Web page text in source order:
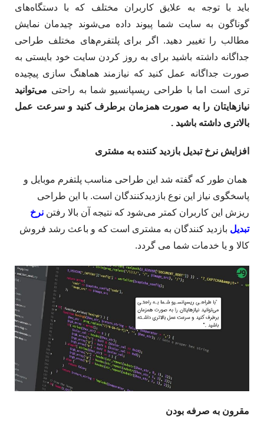
باید با توجه به علایق کاربران مختلف که با دستگاه‌های
گوناگون به سایت شما پیوند داده می‌شوند چیدمان نمایش
مطالب را تغییر دهید. اگر برای پلتفرم‌های مختلف طراحی
جداگانه داشته باشید برای به روز کردن سایت خود بایستی به
صورت جداگانه عمل کنید که نیازمند هماهنگ سازی پیچیده
تری است اما با طراحی ریسپانسیو شما به راحتی می‌توانید
نیازهایتان را به صورت همزمان برطرف کنید و سرعت عمل
بالاتری داشته باشید .
افزایش نرخ تبدیل بازدید کننده به مشتری
همان طور که گفته شد این طراحی مناسب پلتفرم موبایل و
پاسخگوی نیاز این نوع بازدیدکنندگان است. با این طراحی
ریزش این کاربران کمتر می‌شود که نتیجه آن بالا رفتن نرخ
تبدیل بازدید کنندگان به مشتری است که و باعث رشد فروش
کالا و یا خدمات شما می گردد.
مقر ون به صرفه بودن